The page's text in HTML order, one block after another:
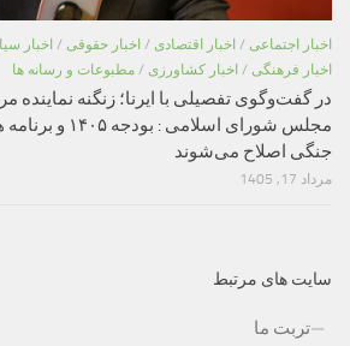
اخبار اجتماعی / اخبار اقتصادی / اخبار حقوقی / اخبار
اخبار فرهنگی / اخبار کشاورزی / مطبوعات و رسانه ها
در گفت‌وگوی تفصیلی با ایرنا؛ زنگنه نماینده
مجلس شورای
جنگی اصلاح می‌شوند
مرداد 17, 1405
سایت های مرتبط
تربت ما